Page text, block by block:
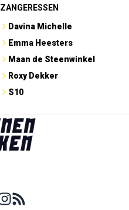
ZANGERESSEN
Davina Michelle
Emma Heesters
Maan de Steenwinkel
Roxy Dekker
S10